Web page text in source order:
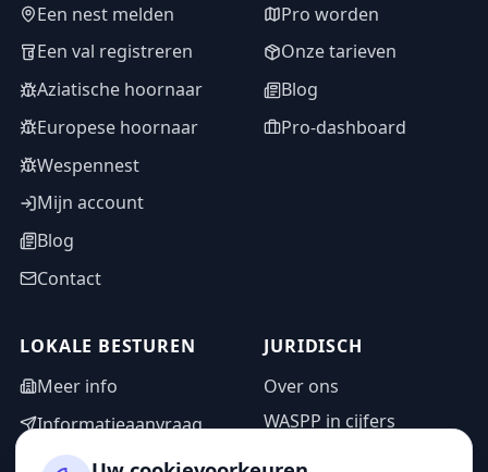
Een nest melden
Een val registreren
Aziatische hoornaar
Europese hoornaar
Wespennest
Mijn account
Blog
Contact
Pro worden
Onze tarieven
Blog
Pro-dashboard
LOKALE BESTUREN
Meer info
Informatieaanvraag
Adminzone
JURIDISCH
Over ons
WASPP in cijfers